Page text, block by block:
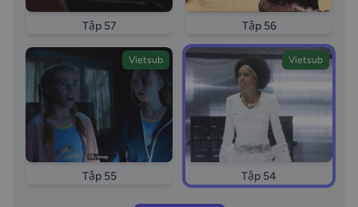
Tập 57 Tập 56
Vietsub
Tập 55
Vietsub
Tập 54